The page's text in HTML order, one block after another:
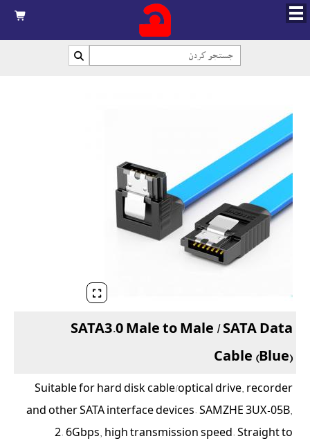



SATA3.0 Male to Male / SATA Data
Cable (Blue)
Suitable for hard disk cable/optical drive, recorder
and other SATA interface devices. SAMZHE 3UX-05B,
2. 6Gbps, high transmission speed. Straight to